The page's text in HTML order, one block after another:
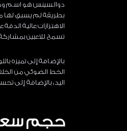
دوالسينس هو اسم
بطريقة لم يسبق لها
الاهتزازات عالية
تسمح للاعبين
بالإضافة إلى تميزه
اليد، بالإضافة إلى
حجم سعة